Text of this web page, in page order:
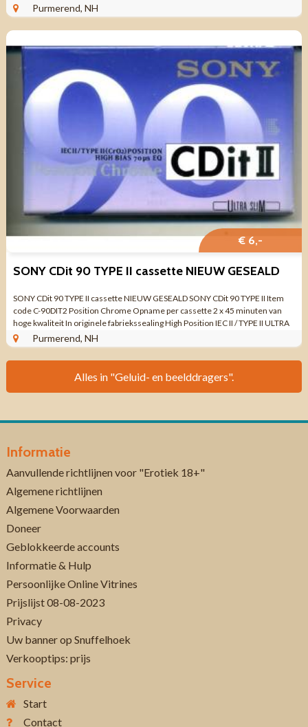
Cassette ...Purmerend, NH
€ 6,-
SONY CDit 90 TYPE II cassette NIEUW GESEALD
SONY CDit 90 TYPE II cassette NIEUW GESEALD SONY CDit 90 TYPE II Item
code C-90DIT2 Position Chrome Opname per cassette 2 x 45 minuten van
hoge kwaliteit In originele fabriekssealing High Position IEC II / TYPE II ULTRA
SLIM ...Purmerend, NH
Alles in "Geluid- en beelddragers".
Informatie
Aanvullende richtlijnen voor "Erotiek 18+"
Algemene richtlijnen
Algemene Voorwaarden
Doneer
Geblokkeerde accounts
Informatie & Hulp
Persoonlijke Online Vitrines
Prijslijst 08-08-2023
Privacy
Uw banner op Snuffelhoek
Verkooptips: prijs
Service
Start
Contact